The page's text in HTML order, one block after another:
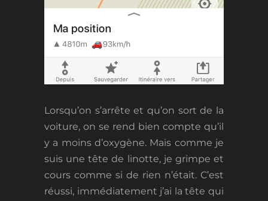
Lorsqu’on s’arrête et qu’on sort de la
voiture, on se rend bien compte qu’il
y a moins d’oxygène. Mais comme je
suis une tête de linotte, je grimpe et
cours comme si de rien n’était. C’est
réussi, immédiatement j’ai la tête qui